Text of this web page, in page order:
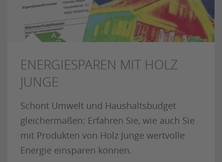
ENERGIESPAREN MIT HOLZ
JUNGE
Schont Umwelt und Haushaltsbudget
gleichermaßen: Erfahren Sie, wie auch Sie
mit Produkten von Holz Junge wertvolle
Energie einsparen können.